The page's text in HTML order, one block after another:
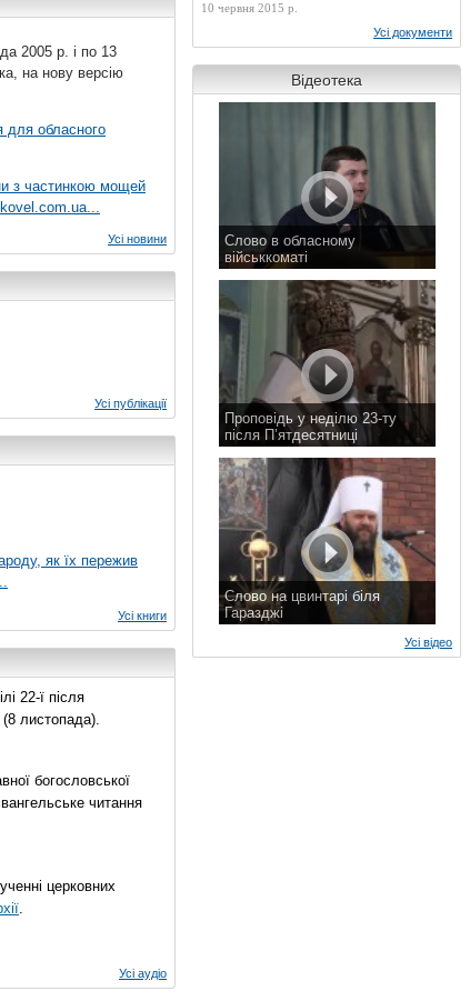
2005 р. і по 13
на нову версію
для обласного
з частинкою мощей
kovel.com.ua...
Усі новини
Усі публікації
як їх пережив
Усі книги
22-ї після
листопада).
богословської
читання
церковних
.
Усі аудіо
10 червня 2015 р.
Усі документи
Відеотека
Слово в обласному
військкоматі
Проповідь у неділю 23-ту
після П’ятдесятниці
Слово на цвинтарі біля
Гаразджі
Усі відео